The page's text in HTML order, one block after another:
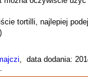
tortilli, najlepiej
, data dodania: